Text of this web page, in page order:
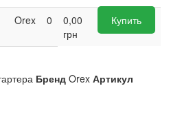
Orex 0
0,00
грн
Купить
Бренд Orex Артикул